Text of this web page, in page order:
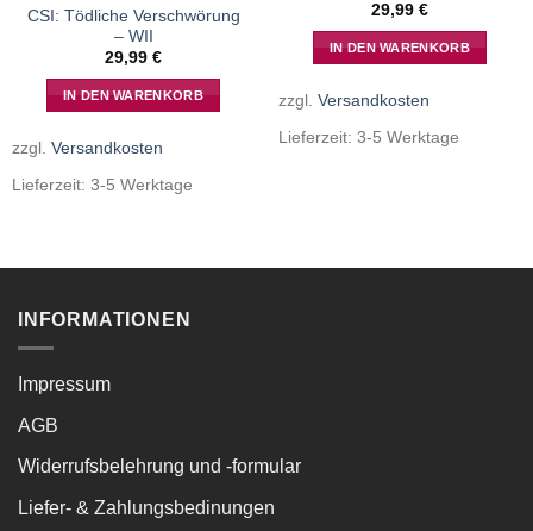
CSI: Tödliche Verschwörung
– WII
29,99 €
IN DEN WARENKORB
zzgl. Versandkosten
Lieferzeit: 3-5 Werktage
29,99 €
IN DEN WARENKORB
zzgl. Versandkosten
Lieferzeit: 3-5 Werktage
INFORMATIONEN
Impressum
AGB
Widerrufsbelehrung und -formular
Liefer- & Zahlungsbedinungen